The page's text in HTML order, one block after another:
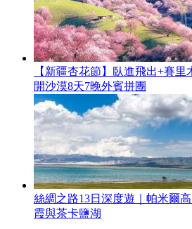
【新疆杏花節】臥進飛出+賽
開沙漠8天7晚外賓拼團
絲綢之路13日深度遊｜帕米爾
霞與茶卡鹽湖